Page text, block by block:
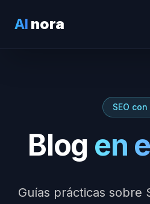
AI nora
SEO con
Blog en
Guías prácticas sobre